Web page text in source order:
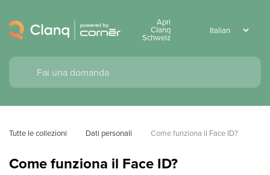
Apri
Clanq
Schweiz
Tutte le collezioni Dati personali Come funziona il Face ID?
Come funziona il Face ID?